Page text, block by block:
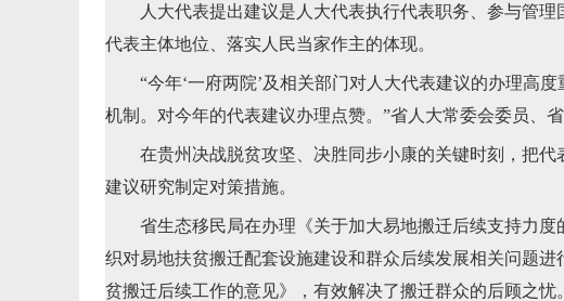
人大代表提出建议是人大代表执行代表职务、参与管理
代表主体地位、落实人民当家作主的体现。
“今年‘一府两院’及相关部门对人大代表建议的办理高度
机制。对今年的代表建议办理点赞。”省人大常委会委员、
在贵州决战脱贫攻坚、决胜同步小康的关键时刻，把代
建议研究制定对策措施。
省生态移民局在办理《关于加大易地搬迁后续支持力度
织对易地扶贫搬迁配套设施建设和群众后续发展相关问题
贫搬迁后续工作的意见》，有效解决了搬迁群众的后顾之忧。